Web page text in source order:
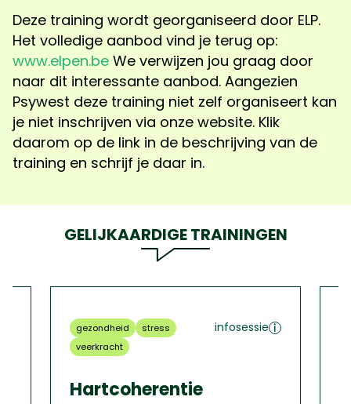
Deze training wordt georganiseerd door ELP.
Het volledige aanbod vind je terug op:
www.elpen.be We verwijzen jou graag door
naar dit interessante aanbod. Aangezien
Psywest deze training niet zelf organiseert kan
je niet inschrijven via onze website. Klik
daarom op de link in de beschrijving van de
training en schrijf je daar in.
GELIJKAARDIGE TRAININGEN
gezondheid
stress
veerkracht
infosessie
Hartcoherentie